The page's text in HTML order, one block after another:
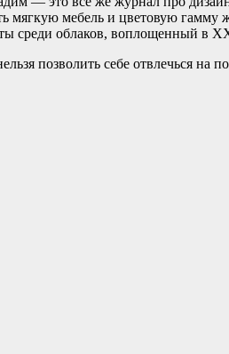
мягкую мебель и цветовую
среди облаков, воплощенный в
позволить себе отвлечься на